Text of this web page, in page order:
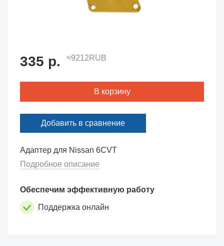
Адаптер для Nissan 6CVT
Подробное описание
Обеспечим эффективную работу
Поддержка онлайн
335 р. ≈9212RUB
В корзину
Добавить в сравнение